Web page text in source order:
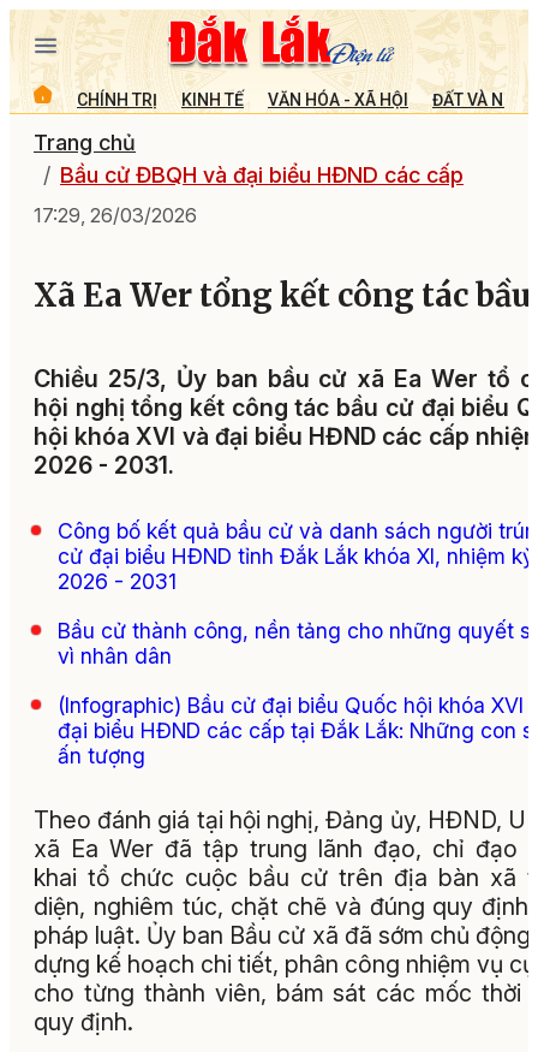
CHÍNH TRỊ KINH TẾ VĂN HÓA - XÃ HỘI ĐẤT VÀ
Trang chủ
Bầu cử ĐBQH và đại biểu HĐND các cấp
17:29, 26/03/2026
Xã Ea Wer tổng kết công tác bầu
Chiều 25/3, Ủy ban bầu cử xã Ea Wer tổ
hội nghị tổng kết công tác bầu cử đại biểu
hội khóa XVI và đại biểu HĐND các cấp
2026 - 2031.
Công bố kết quả bầu cử và danh sách người
cử đại biểu HĐND tỉnh Đắk Lắk khóa XI, nhiệm kỳ
2026 - 2031
Bầu cử thành công, nền tảng cho những quyết
vì nhân dân
(Infographic) Bầu cử đại biểu Quốc hội khóa XVI
đại biểu HĐND các cấp tại Đắk Lắk: Những con
ấn tượng
Theo đánh giá tại hội nghị, Đảng ủy, HĐND,
xã Ea Wer đã tập trung lãnh đạo, chỉ đạo
khai tổ chức cuộc bầu cử trên địa bàn xã
diện, nghiêm túc, chặt chẽ và đúng quy định
pháp luật. Ủy ban Bầu cử xã đã sớm chủ động
dựng kế hoạch chi tiết, phân công nhiệm vụ
cho từng thành viên, bám sát các mốc thời
quy định.